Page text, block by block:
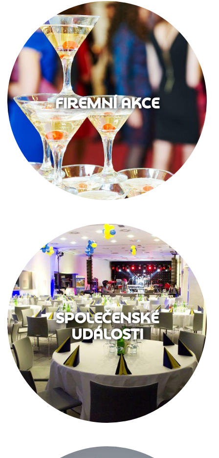
FIREMNÍ AKCE
SPOLEČENSKÉ
UDÁLOSTI